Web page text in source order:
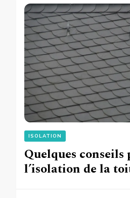
ISOLATION
Quelques conseils
l’isolation de la